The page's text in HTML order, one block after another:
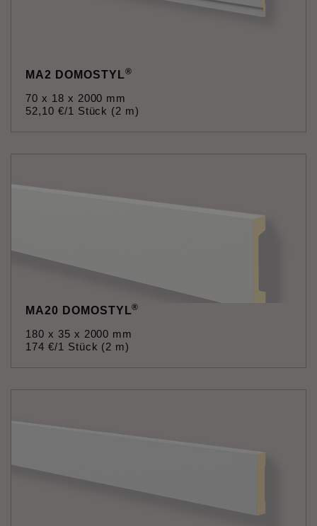
MA2 DOMOSTYL®
70 x 18 x 2000 mm
52,10 €/1 Stück (2 m)
MA20 DOMOSTYL®
180 x 35 x 2000 mm
174 €/1 Stück (2 m)